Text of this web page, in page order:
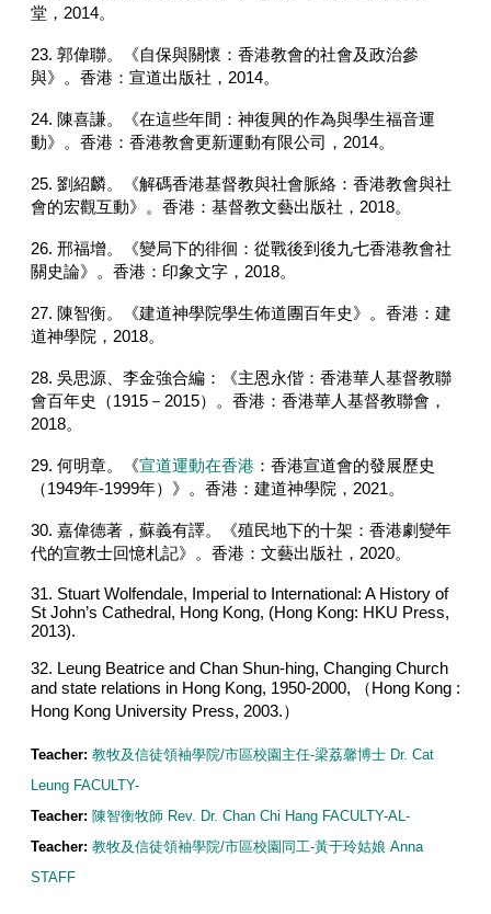
堂，2014。
23. 郭偉聯。《自保與關懷：香港教會的社會及政治參
與》。香港：宣道出版社，2014。
24. 陳喜謙。《在這些年間：神復興的作為與學生福音運
動》。香港：香港教會更新運動有限公司，2014。
25. 劉紹麟。《解碼香港基督教與社會脈絡：香港教會與社
會的宏觀互動》。香港：基督教文藝出版社，2018。
26. 邢福增。《變局下的徘徊：從戰後到後九七香港教會社
關史論》。香港：印象文字，2018。
27. 陳智衡。《建道神學院學生佈道團百年史》。香港：建
道神學院，2018。
28. 吳思源、李金強合編：《主恩永偕：香港華人基督教聯
會百年史（1915－2015）。香港：香港華人基督教聯會，
2018。
29. 何明章。《宣道運動在香港 ：香港宣道會的發展歷史
（1949年-1999年）》。香港：建道神學院，2021。
30. 嘉偉德著，蘇義有譯。《殖民地下的十架：香港劇變年
代的宣教士回憶札記》。香港：文藝出版社，2020。
31. Stuart Wolfendale, Imperial to International: A History of
St John’s Cathedral, Hong Kong, (Hong Kong: HKU Press,
2013).
32. Leung Beatrice and Chan Shun-hing, Changing Church
and state relations in Hong Kong, 1950-2000, （Hong Kong :
Hong Kong University Press, 2003.）
Teacher: 教牧及信徒領袖學院/市區校園主任-梁荔馨博士 Dr. Cat
Leung FACULTY-
Teacher: 陳智衡牧師 Rev. Dr. Chan Chi Hang FACULTY-AL-
Teacher: 教牧及信徒領袖學院/市區校園同工-黃于玲姑娘 Anna
STAFF